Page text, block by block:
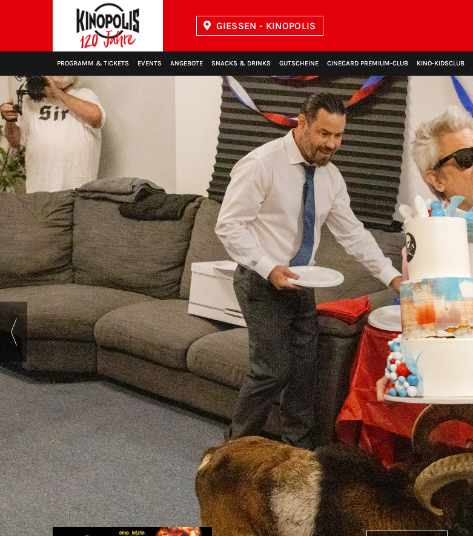
GIESSEN - KINOPOLIS
PROGRAMM & TICKETS EVENTS ANGEBOTE SNACKS & DRINKS GUTSCHEINE CINECARD PREMIUM‑CLUB KINO‑KIDSCLUB